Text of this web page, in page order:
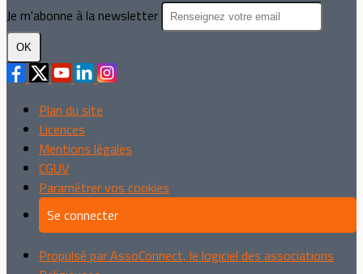
Je m'abonne à la newsletter
OK
Plan du site
Licences
Mentions légales
CGUV
Paramétrer vos cookies
Se connecter
Propulsé par AssoConnect, le logiciel des associations